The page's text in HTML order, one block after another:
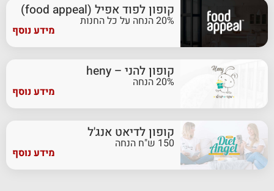
קופון לפוד אפיל (food appeal)
20% הנחה על כל החנות
מידע נוסף
קופון להני – heny
20% הנחה
מידע נוסף
קופון לדיאט אנג'ל
150 ש"ח הנחה
מידע נוסף